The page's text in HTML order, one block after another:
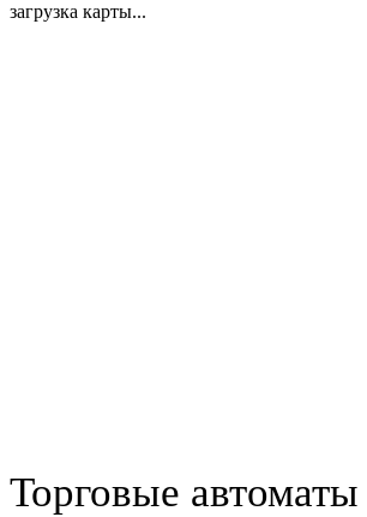
загрузка карты...
Торговые автоматы